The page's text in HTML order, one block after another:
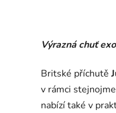
Výrazná chuť
Britské příchutě
v rámci
nabízí také v